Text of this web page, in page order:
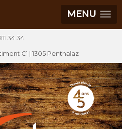
MENU
34 34
C1 | 1305 Penthalaz